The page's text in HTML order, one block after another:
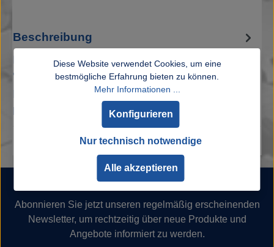
Beschreibung
Entdecken Sie unser stylisches T-Shirt
"Löwenpower" in einem ansprechenden blau!
Dieses hochwertige Shirt ist aus 100% Bau…
Mehr
Newsletter
Abonnieren Sie jetzt unseren regelmäßig erscheinenden
Newsletter, um rechtzeitig über neue Produkte und
Angebote informiert zu werden.
Diese Website verwendet Cookies, um eine
bestmögliche Erfahrung bieten zu können.
Mehr Informationen ...
Nur technisch notwendige
Konfigurieren
Alle akzeptieren